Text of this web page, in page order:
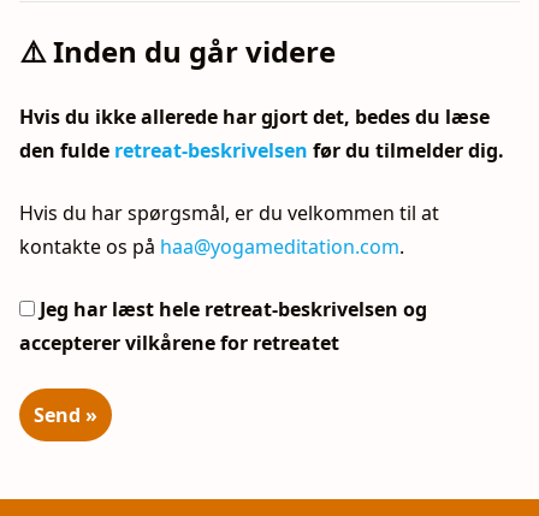
⚠️ Inden du går videre
Hvis du ikke allerede har gjort det, bedes du læse
den fulde retreat-beskrivelsen før du tilmelder dig.
Hvis du har spørgsmål, er du velkommen til at
kontakte os på haa@yogameditation.com.
Jeg har læst hele retreat-beskrivelsen og
accepterer vilkårene for retreatet